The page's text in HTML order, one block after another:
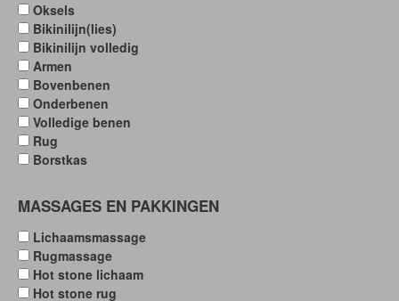
Oksels
Bikinilijn(lies)
Bikinilijn volledig
Armen
Bovenbenen
Onderbenen
Volledige benen
Rug
Borstkas
MASSAGES EN PAKKINGEN
Lichaamsmassage
Rugmassage
Hot stone lichaam
Hot stone rug